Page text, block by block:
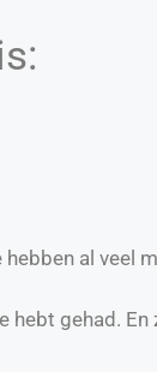
al veel
gehad.